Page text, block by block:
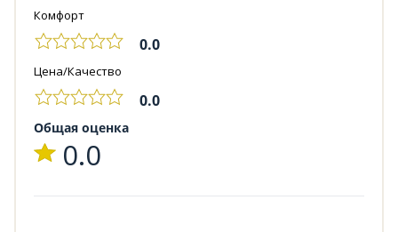
Комфорт
0.0
Цена/Качество
0.0
Общая оценка
0.0